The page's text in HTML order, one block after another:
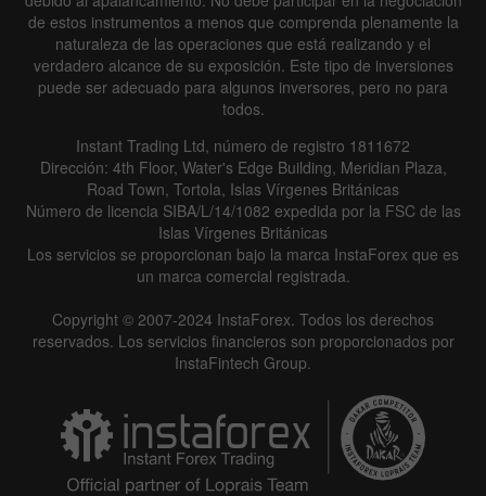
de estos instrumentos a menos que comprenda plenamente la
naturaleza de las operaciones que está realizando y el
verdadero alcance de su exposición. Este tipo de inversiones
puede ser adecuado para algunos inversores, pero no para
todos.
Instant Trading Ltd, número de registro 1811672
Dirección: 4th Floor, Water's Edge Building, Meridian Plaza,
Road Town, Tortola, Islas Vírgenes Británicas
Número de licencia SIBA/L/14/1082 expedida por la FSC de las
Islas Vírgenes Británicas
Los servicios se proporcionan bajo la marca InstaForex que es
un marca comercial registrada.
Copyright © 2007-2024 InstaForex. Todos los derechos
reservados. Los servicios financieros son proporcionados por
InstaFintech Group.